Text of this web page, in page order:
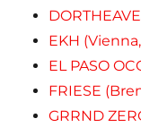
EKH
EL PASO
FRIESE
GRRND